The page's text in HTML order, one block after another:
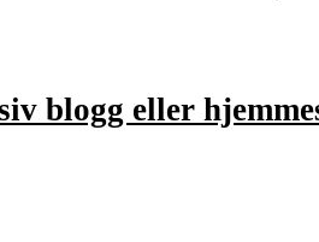
blogg eller